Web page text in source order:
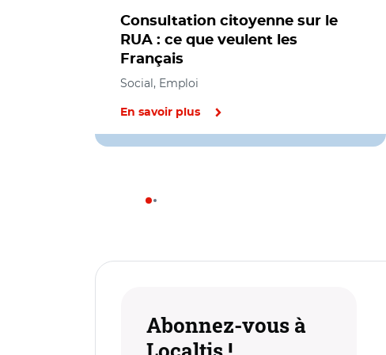
Consultation citoyenne sur le
RUA : ce que veulent les
Français
Social, Emploi
En savoir plus
Abonnez-vous à